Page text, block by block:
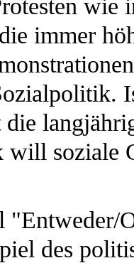
immer
will soziale
"Entweder/
des